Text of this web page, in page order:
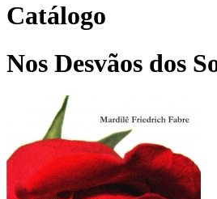
Catálogo
Nos Desvãos dos